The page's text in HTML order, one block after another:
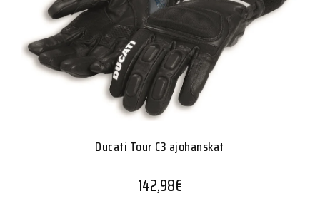
Ducati Tour C3 ajohanskat
142,98€